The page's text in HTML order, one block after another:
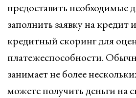
предоставить необходимые
заполнить заявку на кредит
кредитный скоринг для
платежеспособности.
занимает не более
можете получить деньги на